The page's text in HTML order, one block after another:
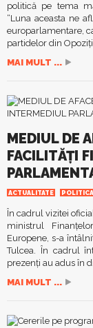
politică pe tema
“Luna aceasta ne
europarlamentare,
partidelor din
MAI MULT ...
MEDIUL DE
FACILITĂȚI
ACTUALITATE POLITICA
În cadrul vizitei
ministrul
Europene, s-a
Tulcea. În cadrul
prezenți au adus în
MAI MULT ...